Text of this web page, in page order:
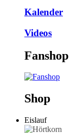
Kalender
Videos
Fanshop
Shop
Eislauf